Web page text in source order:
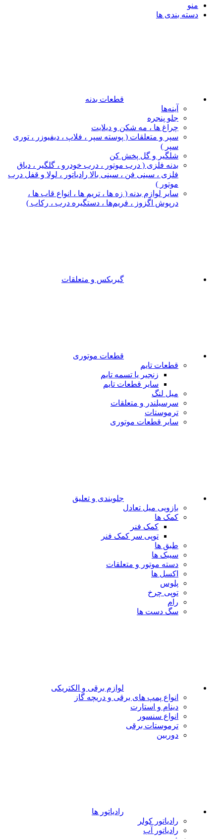
منو
دسته بندی ها
قطعات بدنه
آینه‌ها
جلو پنجره
چراغ‌ ها ، مه‌ شکن و دیلایت
سپر و متعلقات ( پوسته سپر ، فلاپ ، دیفیوزر ، توری
سپر )
شلگیر و گل‌ پخش‌ کن
بدنه فلزی ( درب موتور ، درب خودرو ، گلگیر ، دیاق
فلزی ، سینی فن ، سینی بالا رادیاتور ، لولا و قفل درب
موتور )
سایر لوازم بدنه ( زه ها ، تریم ها ، انواع قاب ها ،
درپوش اگزوز ، فریم‌ها ، دستگیره درب ، رکاب )
گیربکس و متعلقات
قطعات موتوری
قطعات تایم
زنجیر یا تسمه تایم
سایر قطعات تایم
میل لنگ
سرسیلندر و متعلقات
ترموستات
سایر قطعات موتوری
جلوبندی و تعلیق
بازویی میل تعادل
کمک ها
کمک فنر
توپی سر کمک فنر
طبق ها
سیبک ها
دسته موتور و متعلقات
اکسل ها
پلوس
توپی چرخ
رام
سگ دست ها
لوازم برقی و الکتریکی
انواع پمپ های برقی و دریچه گاز
دینام و استارت
انواع سنسور
ترموستات برقی
دوربین
رادیاتور ها
رادیاتور کولر
رادیاتور آب